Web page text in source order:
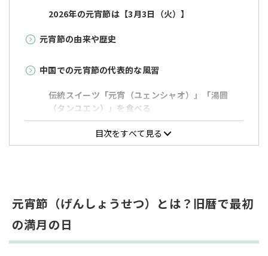
2026年の元宵節は【3月3日（火）】
元宵節の由来や歴史
中国での元宵節の代表的な風習
伝統スイーツ「元宵（ユェンシャオ）」「湯圓
（タンユエン）」を食べる
提灯に火を灯すランタン祭りが行われる
なぞなぞ遊び「猜灯謎（ツァイ ドンミー）」を楽
病気をお祓いするために走百病を行う
中国以外の国・地域では元宵節をお祝いするの？
目次をすべて見る
元宵節（げんしょうせつ）とは？旧暦で最初
の満月の日